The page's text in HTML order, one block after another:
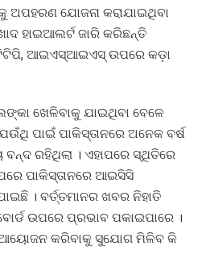
ଅପହରଣ ଯୋଜନା କରାଯାଇଥିବା
ହାଇଆଲର୍ଟ ଜାରି କରିଛନ୍ତି
ଟିଟିପି, ଆଇଏସ୍‌ଆଇଏସ୍‌ ଉପରେ କଡ଼ା
ଖେଳିବାକୁ ଯାଇଥିବା ବେଳେ
ପାଇଁ ପାକିସ୍ତାନରେ ଅନେକ ବର୍ଷ
ବନ୍ଦ ରହିଥିଲା । ଏହାପରେ ସ୍ଥିତିରେ
ପରେ ପାକିସ୍ତାନରେ ଆଇସିସି
। ବର୍ତ୍ତମାନର ଖବର ନିହାତି
ଉପରେ ପ୍ରଭାବ ପକାଇପାରେ ।
କରିବାକୁ ସୁଯୋଗ ମିଳିବ କି